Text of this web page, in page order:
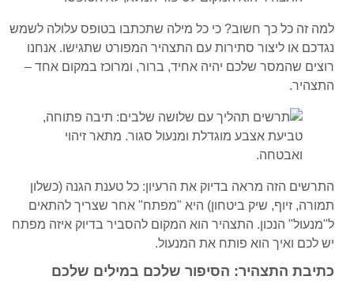
למה זה כל כך חשוב? כי כל מילה שתכתבו בטופס עלולה לשמש
נגדכם או ליצור סתירות עם התצהיר המפורט שתגישו. אנחנו
רוצים שהמסר שלכם יהיה אחיד, ברור, ומרוכז במקום אחד –
התצהיר.
התרשים הזה מראה בדיוק את הרעיון: כל טענת הגנה (כשלון
תמורה, זיוף, שיק ביטחון) היא "מפתח" אחר שצריך להתאים
ל"מנעול" הנכון. התצהיר הוא המקום להסביר בדיוק איזה מפתח
יש לכם ואיך הוא פותח את המנעול.
כתיבת התצהיר: הסיפור שלכם במילים שלכם